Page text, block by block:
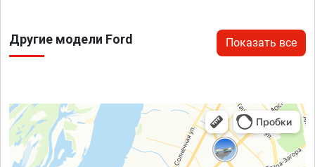
Другие модели Ford Показать все